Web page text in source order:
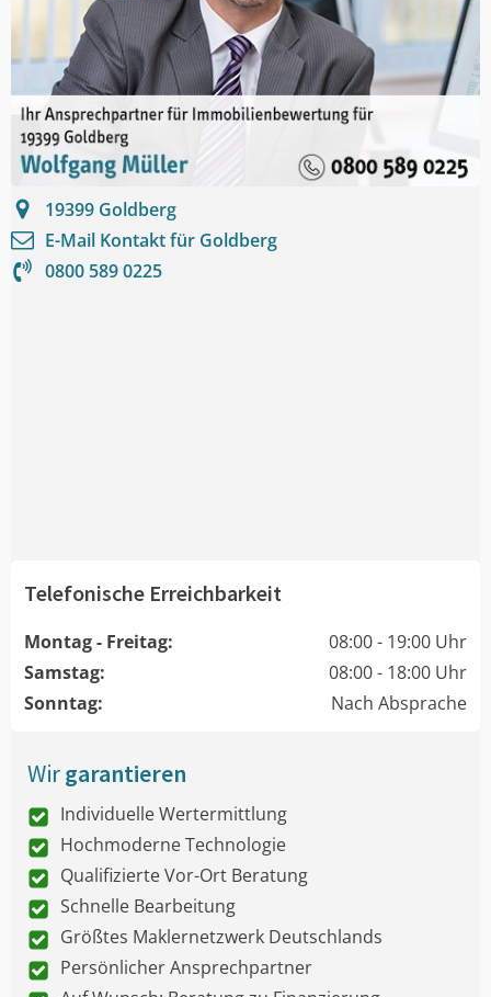
19399 Goldberg
E-Mail Kontakt für Goldberg
0800 589 0225
Telefonische Erreichbarkeit
Montag - Freitag:
08:00 - 19:00 Uhr
Samstag:
08:00 - 18:00 Uhr
Sonntag:
Nach Absprache
Wirgarantieren
Individuelle Wertermittlung
Hochmoderne Technologie
Qualifizierte Vor-Ort Beratung
Schnelle Bearbeitung
Größtes Maklernetzwerk Deutschlands
Persönlicher Ansprechpartner